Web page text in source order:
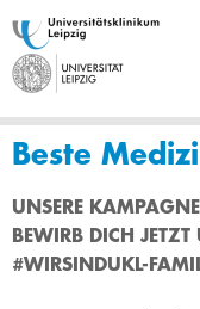
Beste
​​​​​​​​UNSERE
BEWIRB DICH JETZT
#WIRSINDUKL-